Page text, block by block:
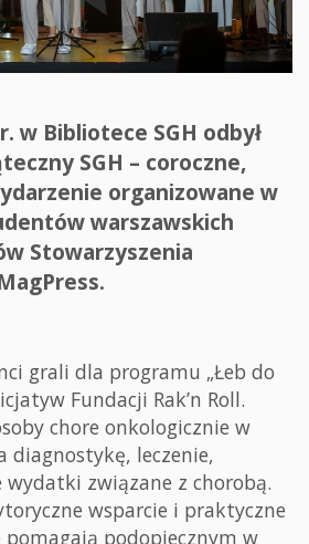
w Bibliotece SGH odbył
SGH – coroczne,
organizowane w
warszawskich
Stowarzyszenia
grali dla programu „Łeb do
Fundacji Rak’n Roll.
chore onkologicznie w
diagnostykę, leczenie,
związane z chorobą.
wsparcie i praktyczne
podopiecznym w